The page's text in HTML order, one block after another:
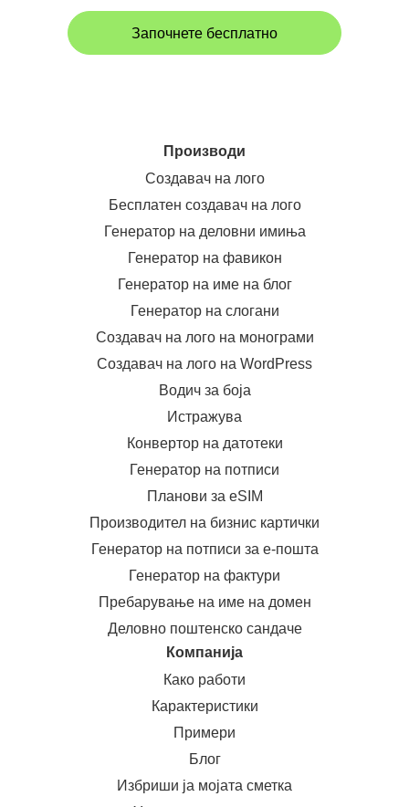
Започнете бесплатно
Производи
Создавач на лого
Бесплатен создавач на лого
Генератор на деловни имиња
Генератор на фавикон
Генератор на име на блог
Генератор на слогани
Создавач на лого на монограми
Создавач на лого на WordPress
Водич за боја
Истражува
Конвертор на датотеки
Генератор на потписи
Планови за eSIM
Производител на бизнис картички
Генератор на потписи за е-пошта
Генератор на фактури
Пребарување на име на домен
Деловно поштенско сандаче
Компанија
Како работи
Карактеристики
Примери
Блог
Избриши ја мојата сметка